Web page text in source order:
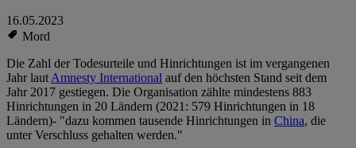
16.05.2023
Mord
Die Zahl der Todesurteile und Hinrichtungen ist im vergangenen
Jahr lautAmnesty International auf den höchsten Stand seit dem
Jahr 2017 gestiegen. Die Organisation zählte mindestens 883
Hinrichtungen in 20 Ländern (2021: 579 Hinrichtungen in 18
Ländern)- "dazu kommen tausende Hinrichtungen in China, die
unter Verschluss gehalten werden."